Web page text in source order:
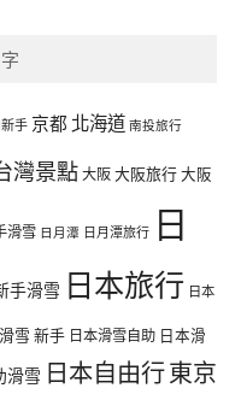
手 京都 北海道 南投旅行
灣景點大阪大阪旅行大阪
滑雪 日月潭 日月潭旅行 日
手滑雪 日本旅行 日本
雪 新手 日本滑雪自助 日本滑
滑雪 日本自由行東京